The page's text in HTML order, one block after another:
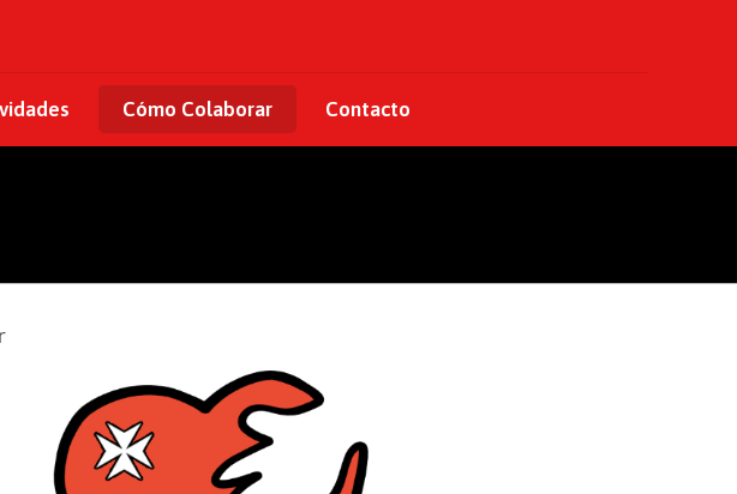
Cómo Colaborar Contacto